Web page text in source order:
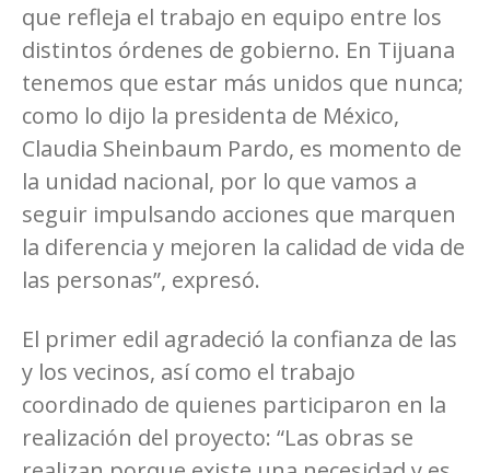
que refleja el trabajo en equipo entre los
distintos órdenes de gobierno. En Tijuana
tenemos que estar más unidos que nunca;
como lo dijo la presidenta de México,
Claudia Sheinbaum Pardo, es momento de
la unidad nacional, por lo que vamos a
seguir impulsando acciones que marquen
la diferencia y mejoren la calidad de vida de
las personas”, expresó.
El primer edil agradeció la confianza de las
y los vecinos, así como el trabajo
coordinado de quienes participaron en la
realización del proyecto: “Las obras se